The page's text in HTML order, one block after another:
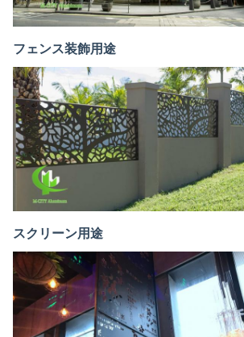
フェンス装飾用途
スクリーン用途